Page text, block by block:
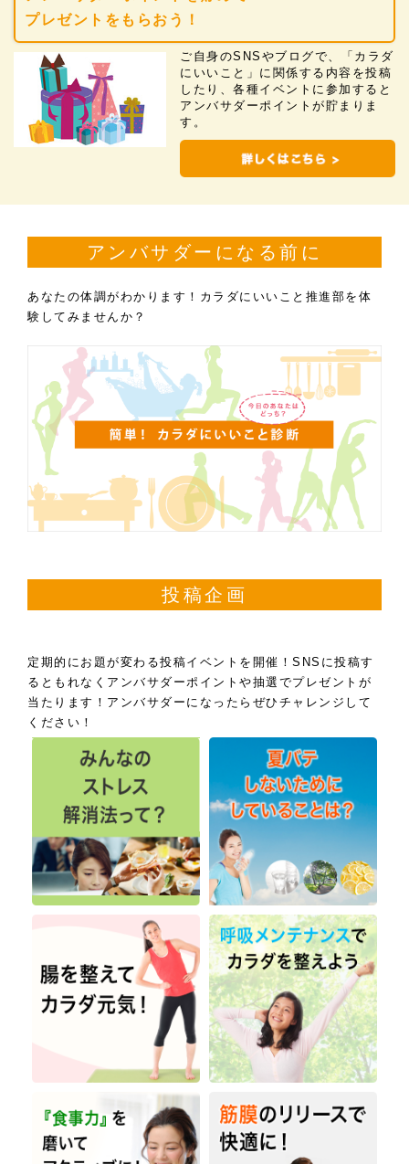
プレゼントをもらおう！
ご自身のSNSやブログで、「カラダ
にいいこと」に関係する内容を投稿
したり、各種イベントに参加すると
アンバサダーポイントが貯まりま
す。
アンバサダーになる前に
あなたの体調がわかります！カラダにいいこと推進部を体
験してみませんか？
投稿企画
定期的にお題が変わる投稿イベントを開催！SNSに投稿す
るともれなくアンバサダーポイントや抽選でプレゼントが
当たります！アンバサダーになったらぜひチャレンジして
ください！